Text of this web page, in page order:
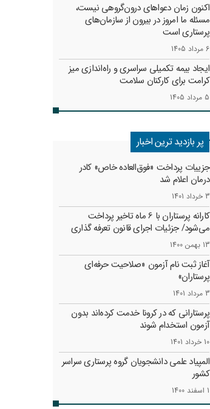
اکنون زمان دعواهای درون‌گروهی نیست،
مسئله ما امروز در بیرون از سازمان‌های
پرستاری است
6 مرداد 1405
ایجاد بیمه تکمیلی سراسری و راه‌اندازی میز
کرامت برای کارکنان سلامت
5 مرداد 1405
پر بازدید ترین اخبار
جزییات پرداخت «فوق‌العاده خاص» کادر
درمان اعلام شد
3 خرداد 1401
کارانه‌ پرستاران با 6 ماه تاخیر پرداخت
می‌شود/ جزئیات اجرای قانون تعرفه گذاری
13 بهمن 1400
آغاز ثبت نام آزمون «صلاحیت حرفه‌ای
پرستاران»
3 مرداد 1401
پرستارانی که در کرونا خدمت کرد‌ه‌اند بدون
آزمون استخدام شوند
10 خرداد 1401
المپیاد علمی دانشجویان گروه پرستاری سراسر
کشور
1 اسفند 1400